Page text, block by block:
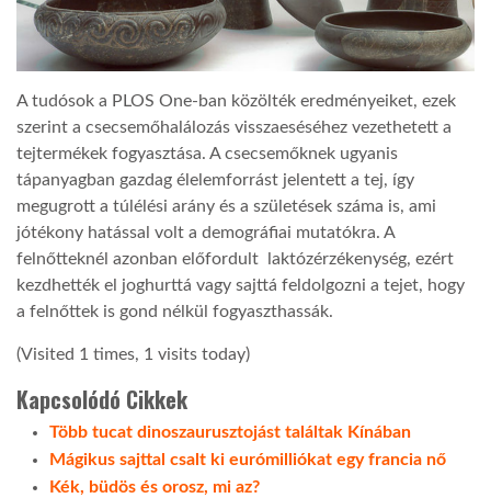
LATIMO.HU
GLOBOBOOK
A tudósok a PLOS One-ban közölték eredményeiket, ezek
szerint a csecsemőhalálozás visszaeséséhez vezethetett a
tejtermékek fogyasztása. A csecsemőknek ugyanis
tápanyagban gazdag élelemforrást jelentett a tej, így
megugrott a túlélési arány és a születések száma is, ami
jótékony hatással volt a demográfiai mutatókra. A
felnőtteknél azonban előfordult laktózérzékenység, ezért
kezdhették el joghurttá vagy sajttá feldolgozni a tejet, hogy
a felnőttek is gond nélkül fogyaszthassák.
(Visited 1 times, 1 visits today)
Kapcsolódó Cikkek
Több tucat dinoszaurusztojást találtak Kínában
Mágikus sajttal csalt ki eurómilliókat egy francia nő
Kék, büdös és orosz, mi az?